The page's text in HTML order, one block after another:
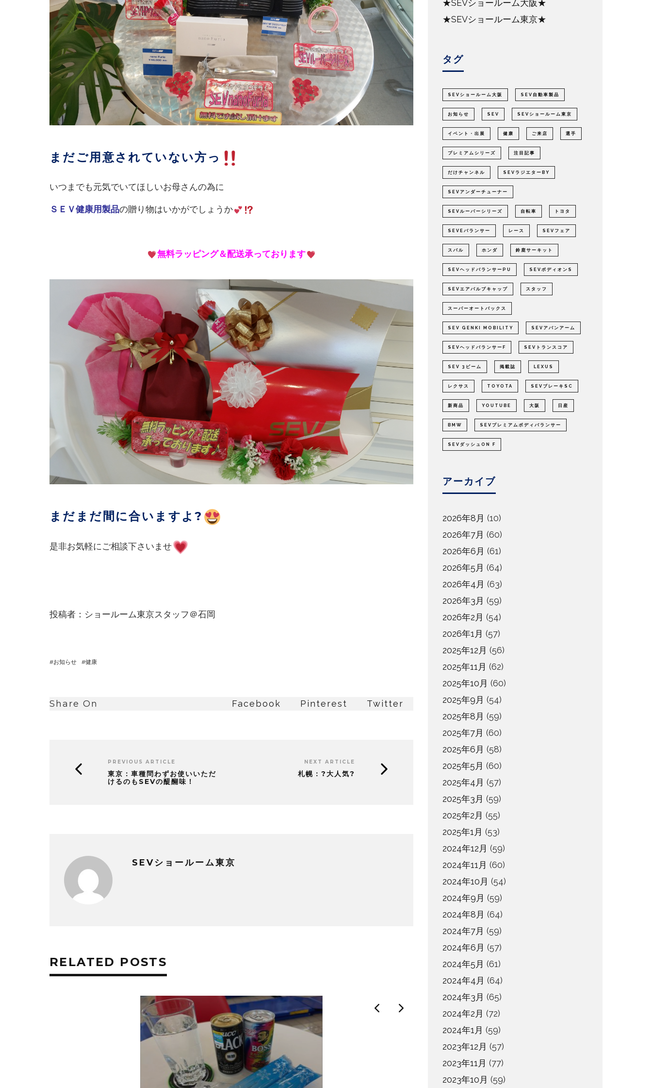
まだご用意されていない方っ
いつまでも元気でいてほしいお母さんの為に
ＳＥＶ健康用製品の贈り物はいかがでしょうか
無料ラッピング＆配送承っております
まだまだ間に合いますよ?
是非お気軽にご相談下さいませ
投稿者：ショールーム東京スタッフ＠石岡
お知らせ 健康
Share On Facebook Pinterest Twitter
PREVIOUS ARTICLE
東京：車種問わずお使いいただ
けるのもSEVの醍醐味！
NEXT ARTICLE
札幌：?大人気?
SEVショールーム東京
RELATED POSTS
★SEVショールーム大阪★
★SEVショールーム東京★
タグ
SEVショールーム大阪 SEV自動車製品
お知らせ SEV SEVショールーム東京
イベント・出展 健康 ご来店 選手
プレミアムシリーズ 注目記事
だけチャンネル SEVラジエターBY
SEVアンダーチューナー
SEVルーパーシリーズ 自転車 トヨタ
SEVEバランサー レース SEVフェア
スバル ホンダ 鈴鹿サーキット
SEVヘッドバランサーPU SEVボディオンS
SEVエアバルブキャップ スタッフ
スーパーオートバックス
SEV GENKI MOBILITY SEVアバンアーム
SEVヘッドバランサーF SEVトランスコア
SEV 3ビーム 掲載誌 LEXUS
レクサス TOYOTA SEVブレーキSC
新商品 YOUTUBE 大阪 日産
BMW SEVプレミアムボディバランサー
SEVダッシュON F
アーカイブ
2026年8月 (10)
2026年7月 (60)
2026年6月 (61)
2026年5月 (64)
2026年4月 (63)
2026年3月 (59)
2026年2月 (54)
2026年1月 (57)
2025年12月 (56)
2025年11月 (62)
2025年10月 (60)
2025年9月 (54)
2025年8月 (59)
2025年7月 (60)
2025年6月 (58)
2025年5月 (60)
2025年4月 (57)
2025年3月 (59)
2025年2月 (55)
2025年1月 (53)
2024年12月 (59)
2024年11月 (60)
2024年10月 (54)
2024年9月 (59)
2024年8月 (64)
2024年7月 (59)
2024年6月 (57)
2024年5月 (61)
2024年4月 (64)
2024年3月 (65)
2024年2月 (72)
2024年1月 (59)
2023年12月 (57)
2023年11月 (77)
2023年10月 (59)